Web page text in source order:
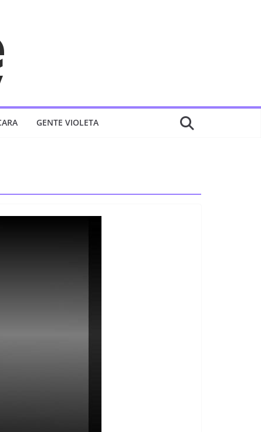
GENTE VIOLETA